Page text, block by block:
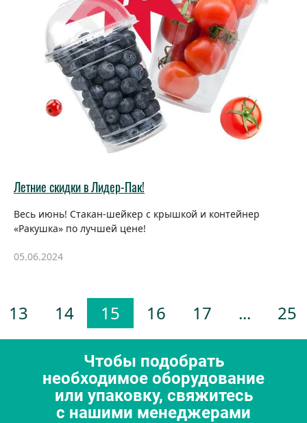
Летние скидки в Лидер-Пак!
Весь июнь! Стакан-шейкер с крышкой и контейнер
«Ракушка» по лучшей цене!
05.06.2024
13 14 15 16 17 ... 25
Чтобы подобрать
необходимое оборудование
или упаковку, свяжитесь
с нашими менеджерами